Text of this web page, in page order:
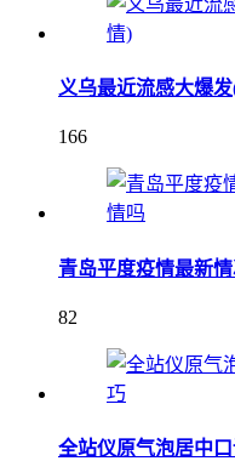
义乌最近流感大爆
166
青岛平度疫情最新
82
全站仪原气泡居中